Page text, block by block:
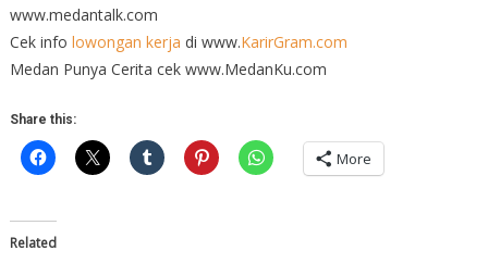
www.medantalk.com
Cek info lowongan kerja di www.KarirGram.com
Medan Punya Cerita cek www.MedanKu.com
Share this:
More
Related